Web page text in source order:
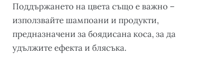
Поддържането на цвета също е важно –
използвайте шампоани и продукти,
предназначени за боядисана коса, за да
удължите ефекта и блясъка.